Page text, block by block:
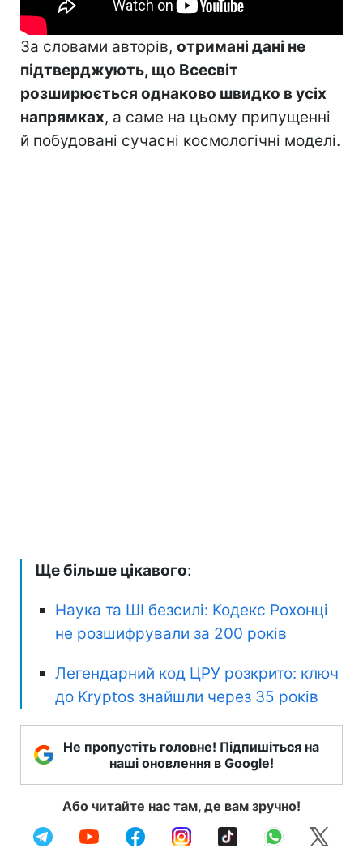
За словами авторів, отримані дані не
підтверджують, що Всесвіт
розширюється однаково швидко в усіх
напрямках, а саме на цьому припущенні
й побудовані сучасні космологічні моделі.
Ще більше цікавого:
Наука та ШІ безсилі: Кодекс Рохонці
не розшифрували за 200 років
Легендарний код ЦРУ розкрито: ключ
до Kryptos знайшли через 35 років
Не пропустіть головне! Підпишіться на
наші оновлення в Google!
Або читайте нас там, де вам зручно!